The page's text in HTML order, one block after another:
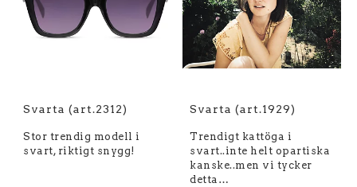
Svarta (art.2312)
Stor trendig modell i
svart, riktigt snygg!
Svarta (art.1929)
Trendigt kattöga i
svart..inte helt opartiska
kanske..men vi tycker
detta…